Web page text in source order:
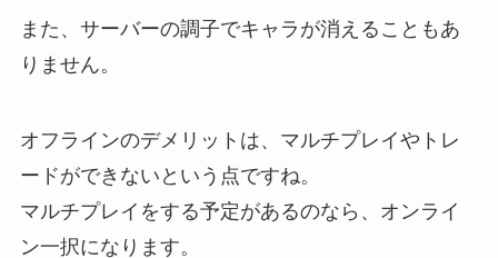
また、サーバーの調子でキャラが消えることもあ
りません。
オフラインのデメリットは、マルチプレイやトレ
ードができないという点ですね。
マルチプレイをする予定があるのなら、オンライ
ン一択になります。